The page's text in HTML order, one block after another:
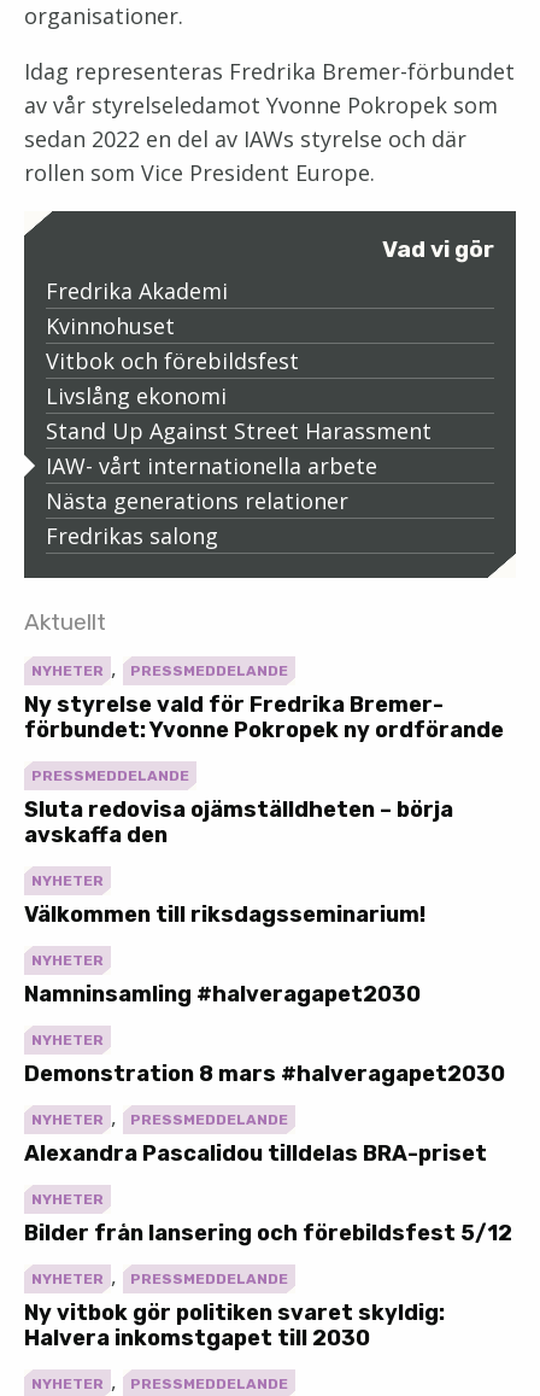
organisationer.
Idag representeras Fredrika Bremer-förbundet
av vår styrelseledamot Yvonne Pokropek som
sedan 2022 en del av IAWs styrelse och där
rollen som Vice President Europe.
Vad vi gör
Fredrika Akademi
Kvinnohuset
Vitbok och förebildsfest
Livslång ekonomi
Stand Up Against Street Harassment
IAW- vårt internationella arbete
Nästa generations relationer
Fredrikas salong
Aktuellt
NYHETER , PRESSMEDDELANDE
Ny styrelse vald för Fredrika Bremer-
förbundet: Yvonne Pokropek ny ordförande
PRESSMEDDELANDE
Sluta redovisa ojämställdheten – börja
avskaffa den
NYHETER
Välkommen till riksdagsseminarium!
NYHETER
Namninsamling #halveragapet2030
NYHETER
Demonstration 8 mars #halveragapet2030
NYHETER , PRESSMEDDELANDE
Alexandra Pascalidou tilldelas BRA-priset
NYHETER
Bilder från lansering och förebildsfest 5/12
NYHETER , PRESSMEDDELANDE
Ny vitbok gör politiken svaret skyldig:
Halvera inkomstgapet till 2030
NYHETER , PRESSMEDDELANDE